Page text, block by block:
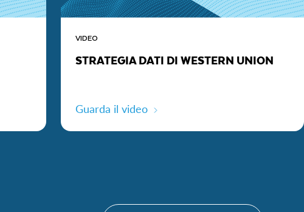
VIDEO
STRATEGIA DATI DI WESTERN UNION
Guarda il video